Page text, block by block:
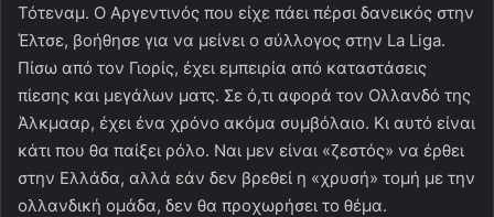
Τότεναμ. Ο Αργεντινός που είχε πάει πέρσι δανεικός στην
Έλτσε, βοήθησε για να μείνει ο σύλλογος στην La Liga.
Πίσω από τον Γιορίς, έχει εμπειρία από καταστάσεις
πίεσης και μεγάλων ματς. Σε ό,τι αφορά τον Ολλανδό της
Άλκμααρ, έχει ένα χρόνο ακόμα συμβόλαιο. Κι αυτό είναι
κάτι που θα παίξει ρόλο. Ναι μεν είναι «ζεστός» να έρθει
στην Ελλάδα, αλλά εάν δεν βρεθεί η «χρυσή» τομή με την
ολλανδική ομάδα, δεν θα προχωρήσει το θέμα.